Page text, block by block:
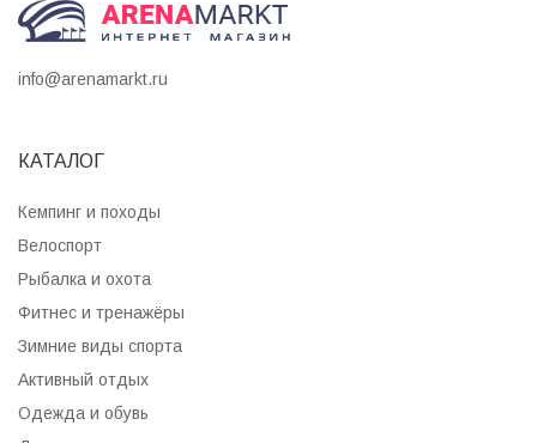
info@arenamarkt.ru
КАТАЛОГ
Кемпинг и походы
Велоспорт
Рыбалка и охота
Фитнес и тренажёры
Зимние виды спорта
Активный отдых
Одежда и обувь